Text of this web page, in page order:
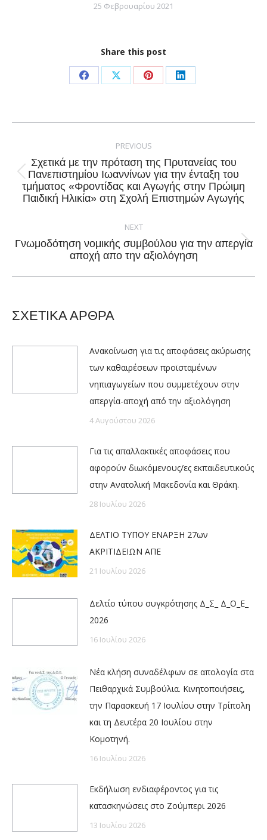
25 Φεβρουαρίου 2021
Share this post
Share
Facebook
Share
X
Share
Pinterest
Share
LinkedIn
PREVIOUS
Previous
post:
Σχετικά με την πρόταση της Πρυτανείας του
Πανεπιστημίου Ιωαννίνων για την ένταξη του
τμήματος «Φροντίδας και Αγωγής στην Πρώιμη
Παιδική Ηλικία» στη Σχολή Επιστημών Αγωγής
NEXT
Next
post:
Γνωμοδότηση νομικής συμβούλου για την απεργία
αποχή απο την αξιολόγηση
ΣΧΕΤΙΚΑ ΑΡΘΡΑ
Ανακοίνωση για τις αποφάσεις ακύρωσης
των καθαιρέσεων προϊσταμένων
νηπιαγωγείων που συμμετέχουν στην
απεργία-αποχή από την αξιολόγηση
4 Αυγούστου 2026
Για τις απαλλακτικές αποφάσεις που
αφορούν διωκόμενους/ες εκπαιδευτικούς
στην Ανατολική Μακεδονία και Θράκη.
28 Ιουλίου 2026
ΔΕΛΤΙΟ ΤΥΠΟΥ ΕΝΑΡΞΗ 27ων
ΑΚΡΙΤΙΔΕΙΩΝ ΑΠΕ
21 Ιουλίου 2026
Δελτίο τύπου συγκρότησης Δ_Σ_ Δ_Ο_Ε_
2026
16 Ιουλίου 2026
Νέα κλήση συναδέλφων σε απολογία στα
Πειθαρχικά Συμβούλια. Κινητοποιήσεις,
την Παρασκευή 17 Ιουλίου στην Τρίπολη
και τη Δευτέρα 20 Ιουλίου στην
Κομοτηνή.
16 Ιουλίου 2026
Εκδήλωση ενδιαφέροντος για τις
κατασκηνώσεις στο Ζούμπερι 2026
13 Ιουλίου 2026